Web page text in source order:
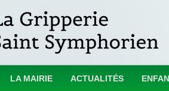
LA MAIRIE ACTUALITÉS